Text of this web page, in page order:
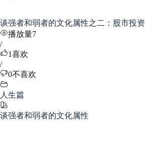
谈强者和弱者的文化属性之二：股市投资
播放量7
/
1喜欢
/
0不喜欢
人生篇
谈强者和弱者的文化属性